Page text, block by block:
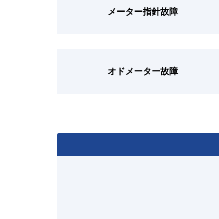
メーター指針故障
オドメーター故障